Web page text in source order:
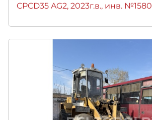
CPCD35 AG2, 2023г.в., инв. №1580